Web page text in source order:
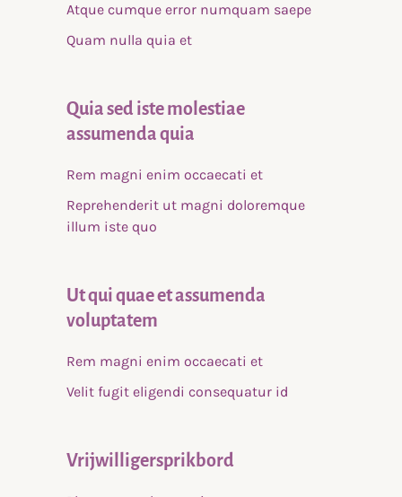
Atque cumque error numquam saepe
Quam nulla quia et
Quia sed iste molestiae
assumenda quia
Rem magni enim occaecati et
Reprehenderit ut magni doloremque
illum iste quo
Ut qui quae et assumenda
voluptatem
Rem magni enim occaecati et
Velit fugit eligendi consequatur id
Vrijwilligersprikbord